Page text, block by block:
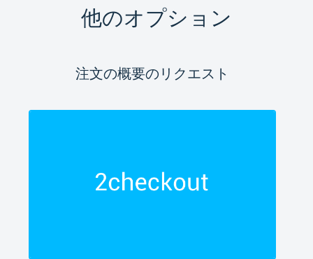
他のオプション
注文の概要のリクエスト